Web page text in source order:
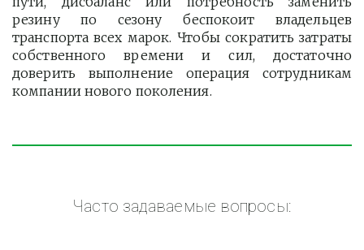
резину по сезону беспокоит владельцев
транспорта всех марок. Чтобы сократить затраты
собственного времени и сил, достаточно
доверить выполнение операция сотрудникам
компании нового поколения.
Часто задаваемые вопросы: